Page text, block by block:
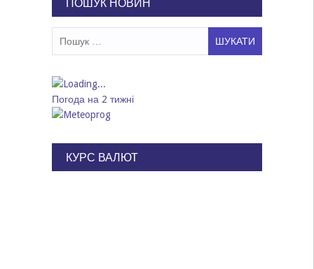
ПОШУК НОВИН
Погода на 2 тижні
КУРС ВАЛЮТ